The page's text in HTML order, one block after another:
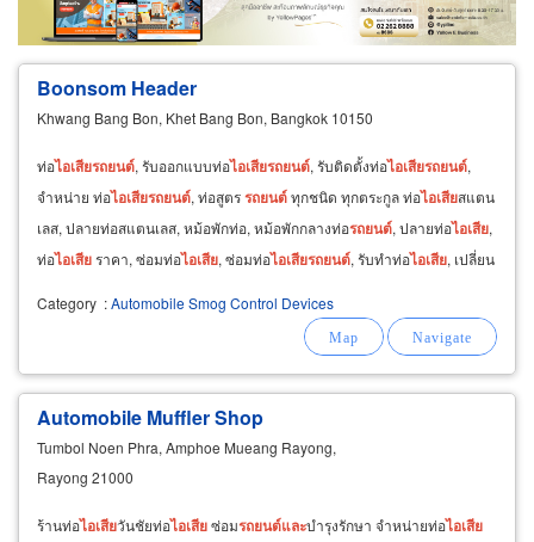
Boonsom Header
Khwang Bang Bon, Khet Bang Bon, Bangkok 10150
ท่อไอเสียรถยนต์, รับออกแบบท่อไอเสียรถยนต์, รับติดตั้งท่อไอเสียรถยนต์,
จำหน่าย ท่อไอเสียรถยนต์, ท่อสูตรรถยนต์ทุกชนิด ทุกตระกูล ท่อไอเสียสแตน
เลส, ปลายท่อสแตนเลส, หม้อพักท่อ, หม้อพักกลางท่อรถยนต์, ปลายท่อไอเสีย,
ท่อไอเสีย ราคา, ซ่อมท่อไอเสีย, ซ่อมท่อไอเสียรถยนต์, รับทำท่อไอเสีย, เปลี่ยน
Category :Automobile Smog Control Devices
Automobile Muffler Shop
Tumbol Noen Phra, Amphoe Mueang Rayong,
Rayong 21000
ร้านท่อไอเสียวันชัยท่อไอเสียซ่อมรถยนต์และบำรุงรักษา จำหน่ายท่อไอเสีย